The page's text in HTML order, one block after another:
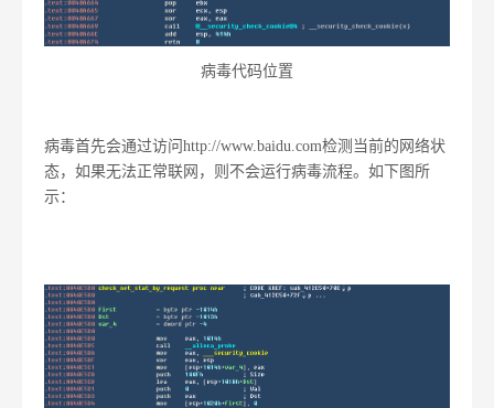
病毒代码位置
病毒首先会通过访问http://www.baidu.com检测当前的网络状
态，如果无法正常联网，则不会运行病毒流程。如下图所
示：